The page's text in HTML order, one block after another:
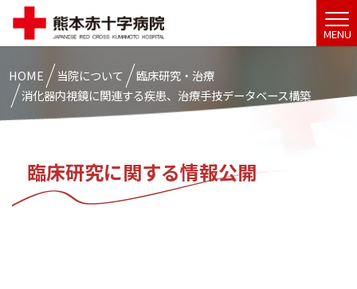
MENU
HOME 当院について
臨床研究・治療
消化器内視鏡に関連する疾患、治療手技データベース構築
臨床研究に関する情報公開